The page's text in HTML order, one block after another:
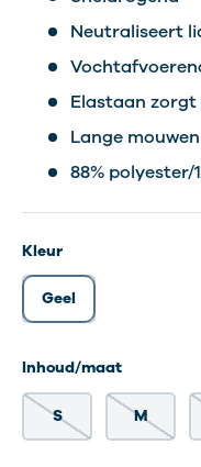
Neutraliseert
Elastaan
Lange
88% polyester/
Kleur
Geel
Inhoud/maat
S M